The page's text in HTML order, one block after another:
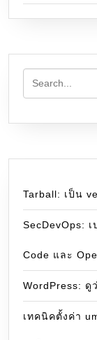
Tarball: เป็น
SecDevOps:
Code และ
WordPress: ดู
เทคนิคตั้งค่า